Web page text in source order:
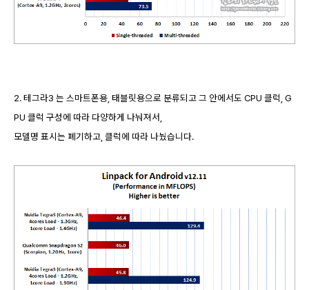
2. 테그라3 는 스마트폰용, 태블릿용으로 분류되고 그 안에서도 CPU 클럭, G
PU 클럭 구성에 따라 다양하게 나눠져서,
모델명 표시는 폐기하고, 클럭에 따라 나눴습니다.